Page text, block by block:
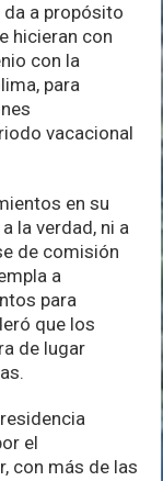
a propósito
hicieran con
con la
para
vacacional
en su
la verdad, ni a
de comisión
a
para
que los
de lugar
el
con más de las